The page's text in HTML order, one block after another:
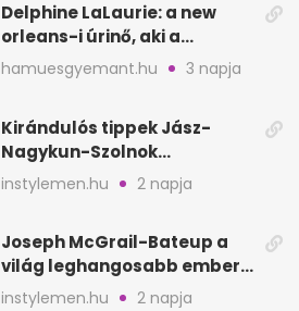
Delphine LaLaurie: a new
orleans-i úrinő, aki a
padláson kínzott
hamuesgyemant.hu 3 napja
Kirándulós tippek Jász-
Nagykun-Szolnok
megyében: 6 kihagyhatatlan
hely
instylemen.hu 2 napja
Joseph McGrail-Bateup a
világ leghangosabb embere
lett Ausztráliából
instylemen.hu 2 napja